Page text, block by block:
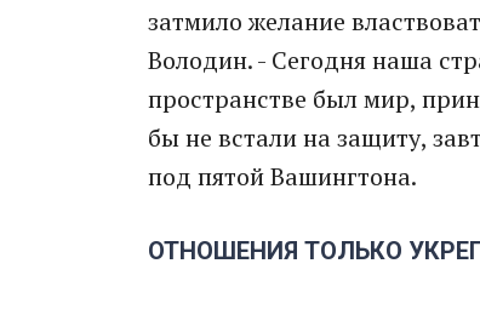
затмило желание
Володин. - Сегодня наша
пространстве был мир,
бы не встали на защиту,
под пятой Вашингтона.
ОТНОШЕНИЯ ТОЛЬКО